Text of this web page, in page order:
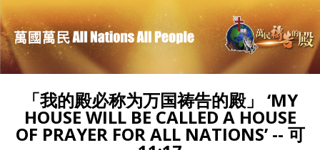
「我的殿必称为万国祷告的殿」 ‘MY
HOUSE WILL BE CALLED A HOUSE
OF PRAYER FOR ALL NATIONS’ -- 可